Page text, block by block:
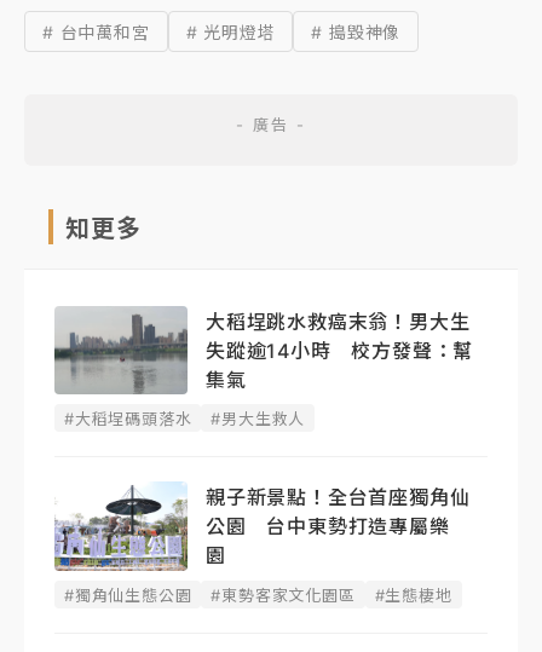
# 台中萬和宮 # 光明燈塔 # 搗毀神像
知更多
大稻埕跳水救癌末翁！男大生
失蹤逾14小時 校方發聲：幫
集氣
#大稻埕碼頭落水 #男大生救人
親子新景點！全台首座獨角仙
公園 台中東勢打造專屬樂
園
#獨角仙生態公園 #東勢客家文化園區 #生態棲地